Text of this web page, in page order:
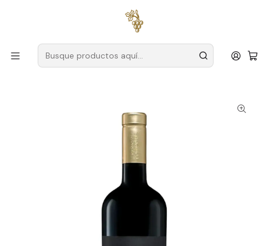
para pedidos superiores a
Productores Setúbal
Finca Comporta
Herdade da Comporta Private Selection Setúbal Red Wine
75cl